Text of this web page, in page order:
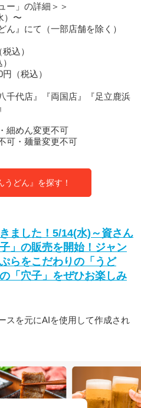
ー」の詳細＞＞
）〜
』にて（一部店舗を除く）
込）
（税込）
千代店』『両国店』『足立鹿浜
細めん変更不可
可・麺量変更不可
うどん』を探す！
ました！5/14(水)～資さん
」の販売を開始！ジャン
らをこだわりの「うど
「穴子」をぜひお楽しみ
スを元にAIを使用して作成され